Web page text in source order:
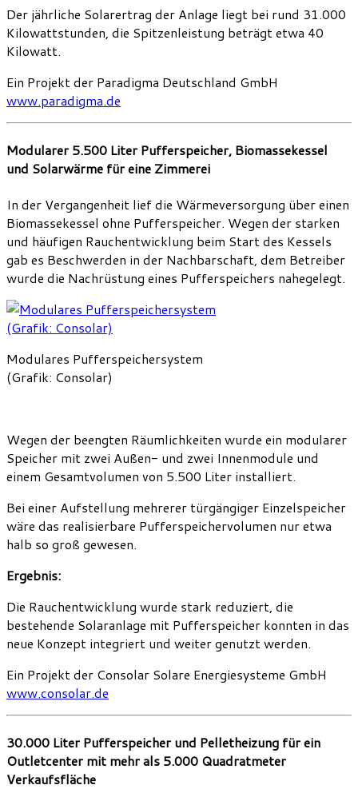
Der jährliche Solarertrag der Anlage liegt bei rund 31.000
Kilowattstunden, die Spitzenleistung beträgt etwa 40
Kilowatt.
Ein Projekt der Paradigma Deutschland GmbH
www.paradigma.de
Modularer 5.500 Liter Pufferspeicher, Biomassekessel
und Solarwärme für eine Zimmerei
In der Vergangenheit lief die Wärmeversorgung über einen
Biomassekessel ohne Pufferspeicher. Wegen der starken
und häufigen Rauchentwicklung beim Start des Kessels
gab es Beschwerden in der Nachbarschaft, dem Betreiber
wurde die Nachrüstung eines Pufferspeichers nahegelegt.
Modulares Pufferspeichersystem
(Grafik: Consolar)
Wegen der beengten Räumlichkeiten wurde ein modularer
Speicher mit zwei Außen- und zwei Innenmodule und
einem Gesamtvolumen von 5.500 Liter installiert.
Bei einer Aufstellung mehrerer türgängiger Einzelspeicher
wäre das realisierbare Pufferspeichervolumen nur etwa
halb so groß gewesen.
Ergebnis:
Die Rauchentwicklung wurde stark reduziert, die
bestehende Solaranlage mit Pufferspeicher konnten in das
neue Konzept integriert und weiter genutzt werden.
Ein Projekt der Consolar Solare Energiesysteme GmbH
www.consolar.de
30.000 Liter Pufferspeicher und Pelletheizung für ein
Outletcenter mit mehr als 5.000 Quadratmeter
Verkaufsfläche